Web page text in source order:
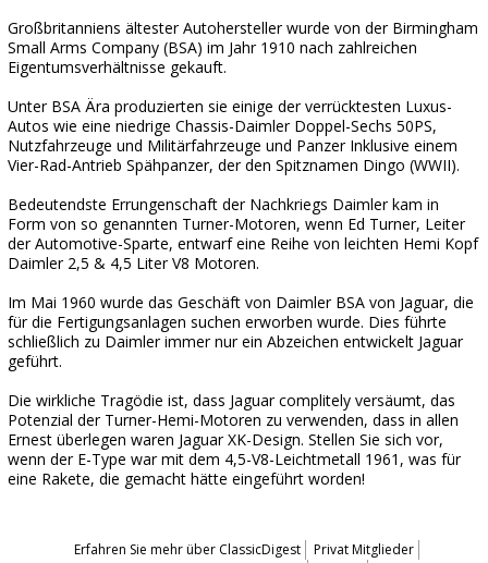
Großbritanniens ältester Autohersteller wurde von der Birmingham
Small Arms Company (BSA) im Jahr 1910 nach zahlreichen
Eigentumsverhältnisse gekauft.
Unter BSA Ära produzierten sie einige der verrücktesten Luxus-
Autos wie eine niedrige Chassis-Daimler Doppel-Sechs 50PS,
Nutzfahrzeuge und Militärfahrzeuge und Panzer Inklusive einem
Vier-Rad-Antrieb Spähpanzer, der den Spitznamen Dingo (WWII).
Bedeutendste Errungenschaft der Nachkriegs Daimler kam in
Form von so genannten Turner-Motoren, wenn Ed Turner, Leiter
der Automotive-Sparte, entwarf eine Reihe von leichten Hemi Kopf
Daimler 2,5 & 4,5 Liter V8 Motoren.
Im Mai 1960 wurde das Geschäft von Daimler BSA von Jaguar, die
für die Fertigungsanlagen suchen erworben wurde. Dies führte
schließlich zu Daimler immer nur ein Abzeichen entwickelt Jaguar
geführt.
Die wirkliche Tragödie ist, dass Jaguar complitely versäumt, das
Potenzial der Turner-Hemi-Motoren zu verwenden, dass in allen
Ernest überlegen waren Jaguar XK-Design. Stellen Sie sich vor,
wenn der E-Type war mit dem 4,5-V8-Leichtmetall 1961, was für
eine Rakete, die gemacht hätte eingeführt worden!
Erfahren Sie mehr über ClassicDigest
Privat Mitglieder